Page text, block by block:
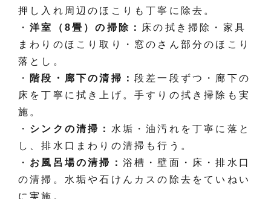
押し入れ周辺のほこりも丁寧に除去。
・洋室（8畳）の掃除：
床の拭き掃除・家具
まわりのほこり取り・窓のさん部分のほこり
落とし。
・
階段・廊下の清掃：段差一段ずつ・廊下の
床を丁寧に拭き上げ。手すりの拭き掃除も実
施。
・ シンクの清掃： 水垢・油汚れを丁寧に落と
し、排水口まわりの清掃も行う。
・ お風呂場の清掃： 浴槽・壁面・床・排水口
の清掃。水垢や石けんカスの除去をていねい
に実施。